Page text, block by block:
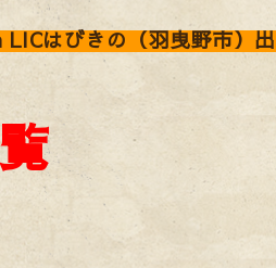
はびきの（羽曳野市）